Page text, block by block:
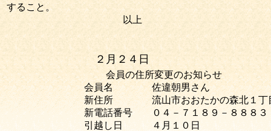
すること。
以上
２月２４日
会員の住所変更のお知らせ
会員名 佐違朝男さん
新住所 流山市おおたかの森北１丁目２
新電話番号 ０４－７１８９－８８８３ （４
引越し日 ４月１０日